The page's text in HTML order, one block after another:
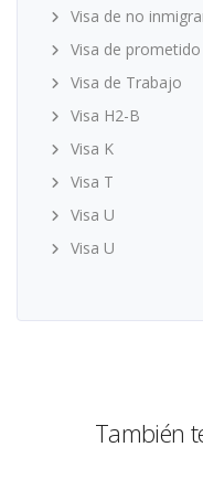
Visa de no
Visa de prometido
Visa de Trabajo
Visa H2-B
Visa K
Visa T
Visa U
Visa U
También